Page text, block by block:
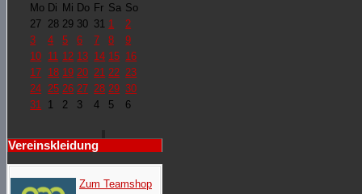
Mo Di Mi Do Fr Sa So
27 28 29 30 31 1
2
3
4 5 6 7 8
9
10 11 12 13 14 15 16
17 18 19 20 21 22 23
24 25 26 27 28 29 30
31
1 2 3 4 5 6
Vereinskleidung
Zum Teamshop